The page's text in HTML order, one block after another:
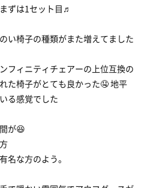
ずは1セット目♬
い椅子の種類がまた増えてました
フィニティチェアーの上位互換の
た椅子がとても良かった🤤 地平
る感覚でした
が😆
名な方のよう。